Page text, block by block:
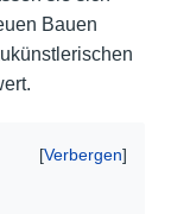
Bauen